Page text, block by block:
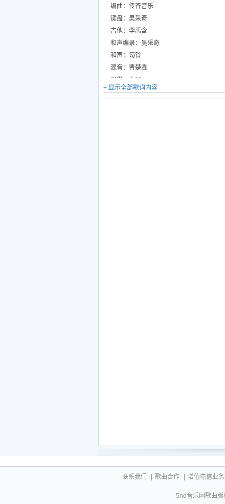
编曲：传齐音乐
键盘：吴采奇
吉他：李禹含
和声编录：吴采奇
和声：筠铃
混音：曹楚鑫
母带：大展
OP：吉瑞文化
+ 显示全部歌词内容
联系我们 歌曲合作 增值电信业
5nd音乐网歌曲版